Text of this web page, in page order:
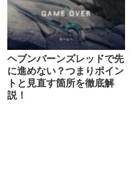
ヘブンバーンズレッドで先
に進めない？つまりポイン
トと見直す箇所を徹底解
説！